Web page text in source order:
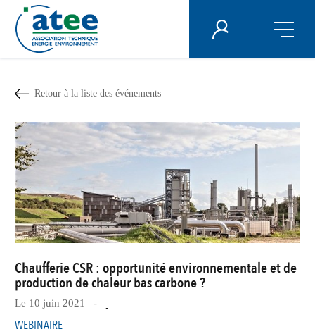
contenu
principal
ÉNERGIE PLUS
Retour à la liste des événements
Chaufferie CSR : opportunité environnementale et de
production de chaleur bas carbone ?
Le 10 juin 2021 - -
WEBINAIRE
Panneau de gestion des cookies